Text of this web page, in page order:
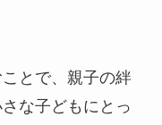
とで、親子の絆
な子どもにとっ